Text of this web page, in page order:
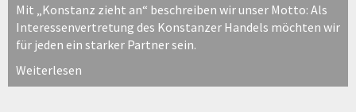
Mit „Konstanz zieht an“ beschreiben wir unser Motto: Als
Interessenvertretung des Konstanzer Handels möchten wir
für jeden ein starker Partner sein.
Weiterlesen